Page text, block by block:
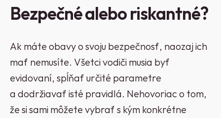
Bezpečné alebo riskantné?
Ak máte obavy o svoju bezpečnosť, naozaj ich
mať nemusíte. Všetci vodiči musia byť
evidovaní, spĺňať určité parametre
a dodržiavať isté pravidlá. Nehovoriac o tom,
že si sami môžete vybrať s kým konkrétne